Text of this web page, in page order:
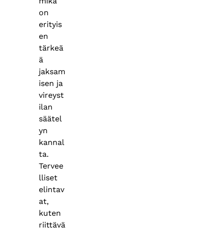
on
erityis
en
tärkeä
ä
jaksam
isen ja
vireyst
ilan
säätel
yn
kannal
ta.
Tervee
lliset
elintav
at,
kuten
riittävä